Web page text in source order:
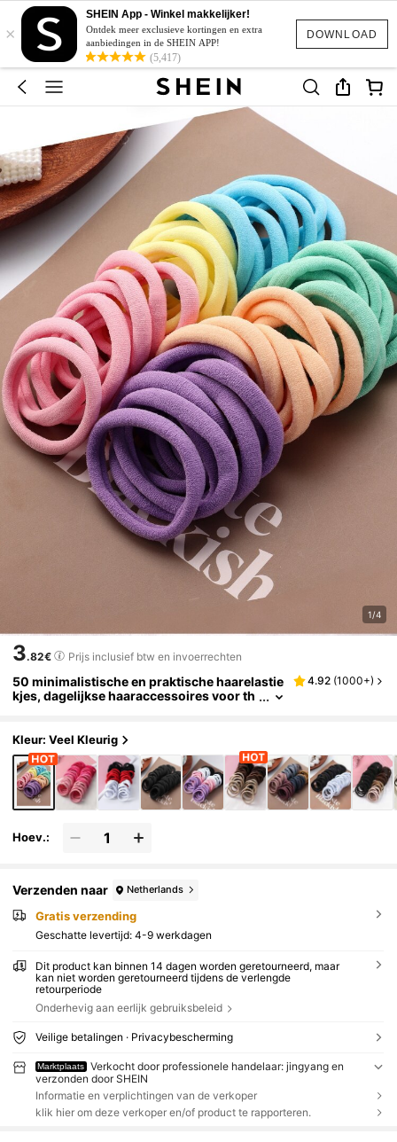
DOWNLOAD
×
SHEIN App - Winkel makkelijker!
Ontdek meer exclusieve kortingen en extra
aanbiedingen in de SHEIN APP!
(5,417)
1/4
3.82€ Prijs inclusief btw en invoerrechten
50 minimalistische en praktische haarelastie
kjes, dagelijkse haaraccessoires voor th
4.92 (1000+)
Kleur: Veel Kleurig
Hoev.:
Verzenden naar Netherlands
Gratis verzending
Geschatte levertijd: 4-9 werkdagen
Dit product kan binnen 14 dagen worden geretourneerd, maar
kan niet worden geretourneerd tijdens de verlengde
retourperiode
Onderhevig aan eerlijk gebruiksbeleid
Veilige betalingen · Privacybescherming
Marktplaats
Verkocht door professionele handelaar: jingyang en
verzonden door SHEIN
Informatie en verplichtingen van de verkoper
klik hier om deze verkoper en/of product te rapporteren.